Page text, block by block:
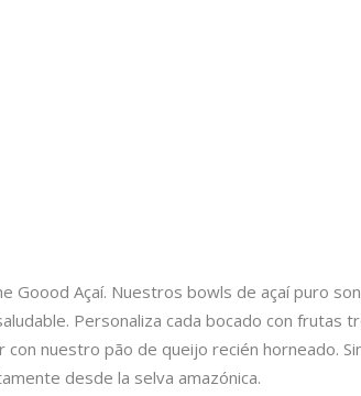
Goood Açaí. Nuestros bowls de açaí puro
Personaliza cada bocado con frutas
nuestro pão de queijo recién horneado.
desde la selva amazónica.